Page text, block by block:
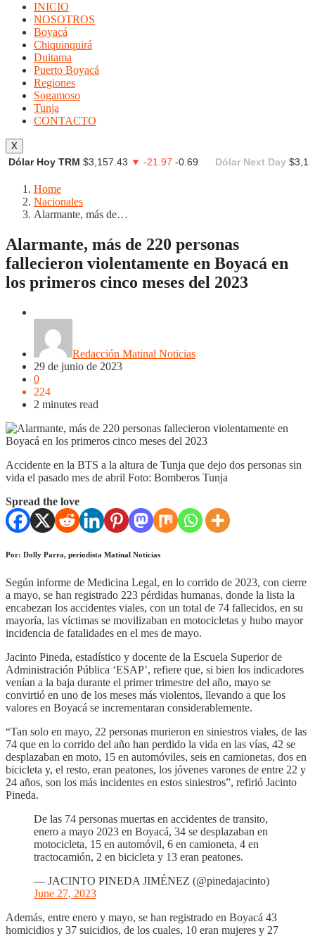
INICIO
NOSOTROS
Boyacá
Chiquinquirá
Duitama
Puerto Boyacá
Regiones
Sogamoso
Tunja
CONTACTO
X
Dólar Hoy TRM $3,157.43 ▼ -21.97 -0.69 Dólar Next Day
Home
Nacionales
Alarmante, más de…
Alarmante, más de 220 personas
fallecieron violentamente en Boyacá en
los primeros cinco meses del 2023
Redacción Matinal Noticias
29 de junio de 2023
0
224
2 minutes read
Accidente en la BTS a la altura de Tunja que dejo dos personas sin
vida el pasado mes de abril Foto: Bomberos Tunja
Spread the love
Por: Dolly Parra, periodista Matinal Noticias
Según informe de Medicina Legal, en lo corrido de 2023, con cierre
a mayo, se han registrado 223 pérdidas humanas, donde la lista la
encabezan los accidentes viales, con un total de 74 fallecidos, en su
mayoría, las víctimas se movilizaban en motocicletas y hubo mayor
incidencia de fatalidades en el mes de mayo.
Jacinto Pineda, estadístico y docente de la Escuela Superior de
Administración Pública ‘ESAP’, refiere que, si bien los indicadores
venían a la baja durante el primer trimestre del año, mayo se
convirtió en uno de los meses más violentos, llevando a que los
valores en Boyacá se incrementaran considerablemente.
“Tan solo en mayo, 22 personas murieron en siniestros viales, de las
74 que en lo corrido del año han perdido la vida en las vías, 42 se
desplazaban en moto, 15 en automóviles, seis en camionetas, dos en
bicicleta y, el resto, eran peatones, los jóvenes varones de entre 22 y
24 años, son los más incidentes en estos siniestros”, refirió Jacinto
Pineda.
De las 74 personas muertas en accidentes de transito,
enero a mayo 2023 en Boyacá, 34 se desplazaban en
motocicleta, 15 en automóvil, 6 en camioneta, 4 en
tractocamión, 2 en bicicleta y 13 eran peatones.
— JACINTO PINEDA JIMÉNEZ (@pinedajacinto)
June 27, 2023
Además, entre enero y mayo, se han registrado en Boyacá 43
homicidios y 37 suicidios, de los cuales, 10 eran mujeres y 27